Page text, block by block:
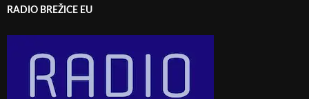
RADIO BREŽICE EU